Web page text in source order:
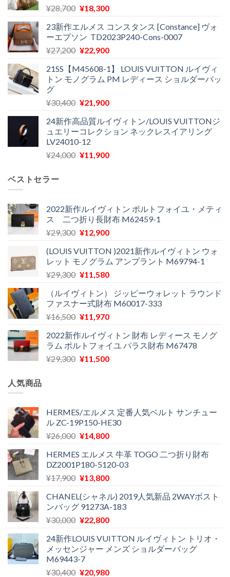
¥28,700 元
価
格
は
で
し
¥18,300現
の
価
格
¥18,300
で
23新作エルメス コンスタンス [Constance] ヴォ
ーエプソン TD2023P240-Cons-0007
¥27,200 元
価
格
¥27,200
し
た。
¥22,900現
の
価
は
で
す。
21SS【M45608-1】 LOUIS VUITTON ルイヴィ
トン モノグラム PM レディース ショルダーバッ
グ
¥30,400 元
価
格
は
¥30,400
¥21,900現
の
価
は
24新作高品質ルイヴィトン/LOUIS VUITTONジ
ュエリーコレクション ネックレスイアリング
LV24010-12
¥24,000 元
¥24,000
で
し
¥11,900現
は
¥11,900
で
ベストセラー
2022新作ルイヴィトン ポルトフォイユ・メティ
ス 二つ折り長財布 M62459-1
¥29,300 元
価
格
は
で
し
た。
¥12,900現
の
価
格
¥12,900
で
す。
(LOUIS VUITTON )2021新作ルイヴィトン ウォ
レット モノグラム アンプラント M69794-1
¥29,300 元
価
格
は
で
し
た。
¥11,580現
の
価
格
¥11,580
で
す。
（ルイヴィトン） ジッピーウォレット ラウンド
ファスナー式財布 M60017-333
¥16,500 元
価
格
は
¥11,970現
の
価
格
2022新作ルイヴィトン 財布 レディース モノグ
ラム ポルトフォイユ パラス財布 M67478
¥29,300 元
¥29,300
で
し
¥11,500現
は
¥11,500
で
人気商品
HERMES/エルメス 定番人気ベルト サンチュー
ル ZC-19P150-HE30
¥26,000 元
価
格
は
で
し
た。
¥14,800現
の
価
格
¥14,800
で
す。
HERMES エルメス 牛革 TOGO 二つ折り財布
DZ2001P180-5120-03
¥17,900 元
価
格
は
で
し
た。
¥13,800現
の
価
格
¥13,800
で
CHANEL(シャネル) 2019人気新品 2WAYボスト
ンバッグ 91273A-183
¥30,000 元
価
格
は
¥30,000
¥22,800現
の
価
は
24新作LOUIS VUITTON ルイヴィトン トリオ・
メッセンジャー メンズ ショルダーバッグ
M69443-7
¥30,400 元
¥20,980現